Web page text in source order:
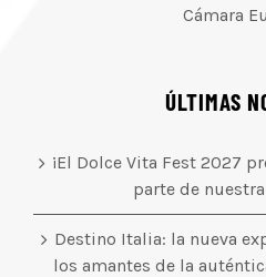
Cámara
ÚLTIMAS
¡El Dolce Vita Fest 2027
parte de
Destino Italia: la nueva
los amantes de la